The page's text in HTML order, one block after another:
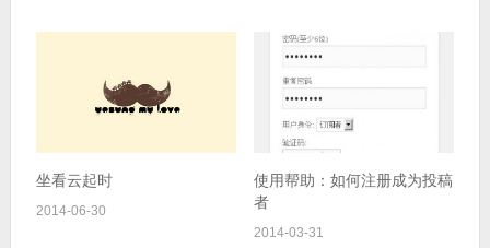
坐看云起时
2014-06-30
使用帮助：如何注册成为投稿
者
2014-03-31